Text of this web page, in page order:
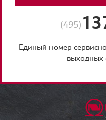
(495)
Единый номер
выходных